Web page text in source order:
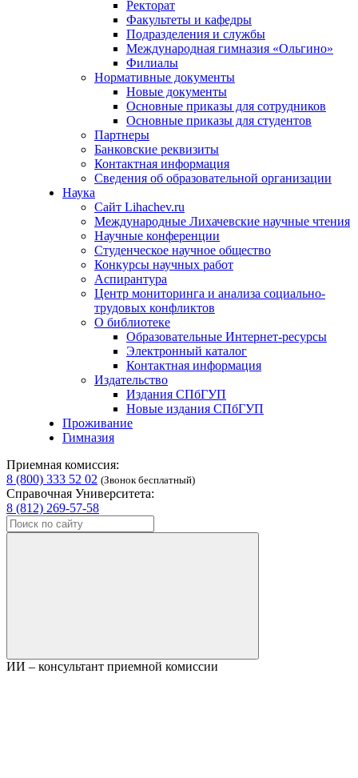
Ректорат
Факультеты и кафедры
Подразделения и службы
Международная гимназия «Ольгино»
Филиалы
Нормативные документы
Новые документы
Основные приказы для сотрудников
Основные приказы для студентов
Партнеры
Банковские реквизиты
Контактная информация
Сведения об образовательной организации
Наука
Сайт Lihachev.ru
Международные Лихачевские научные чтения
Научные конференции
Студенческое научное общество
Конкурсы научных работ
Аспирантура
Центр мониторинга и анализа социально-
трудовых конфликтов
О библиотеке
Образовательные Интернет-ресурсы
Электронный каталог
Контактная информация
Издательство
Издания СПбГУП
Новые издания СПбГУП
Проживание
Гимназия
Приемная комиссия:
8 (800) 333 52 02 (Звонок бесплатный)
Справочная Университета:
8 (812) 269-57-58
ИИ – консультант приемной комиссии